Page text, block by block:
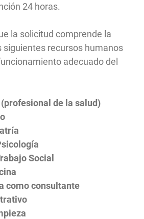
24 horas.
la solicitud comprende la
siguientes recursos humanos
adecuado del
de la salud)
Social
como consultante